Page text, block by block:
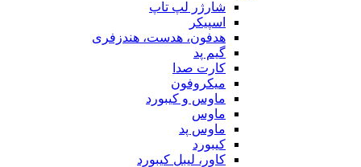
شارژر لپ تاپ
اسپیکر
هدفون، هدست، هندزفری
گیم پد
کارت صدا
میکروفون
ماوس و کیبورد
ماوس
ماوس پد
کیبورد
کاور، لیبل کیبورد